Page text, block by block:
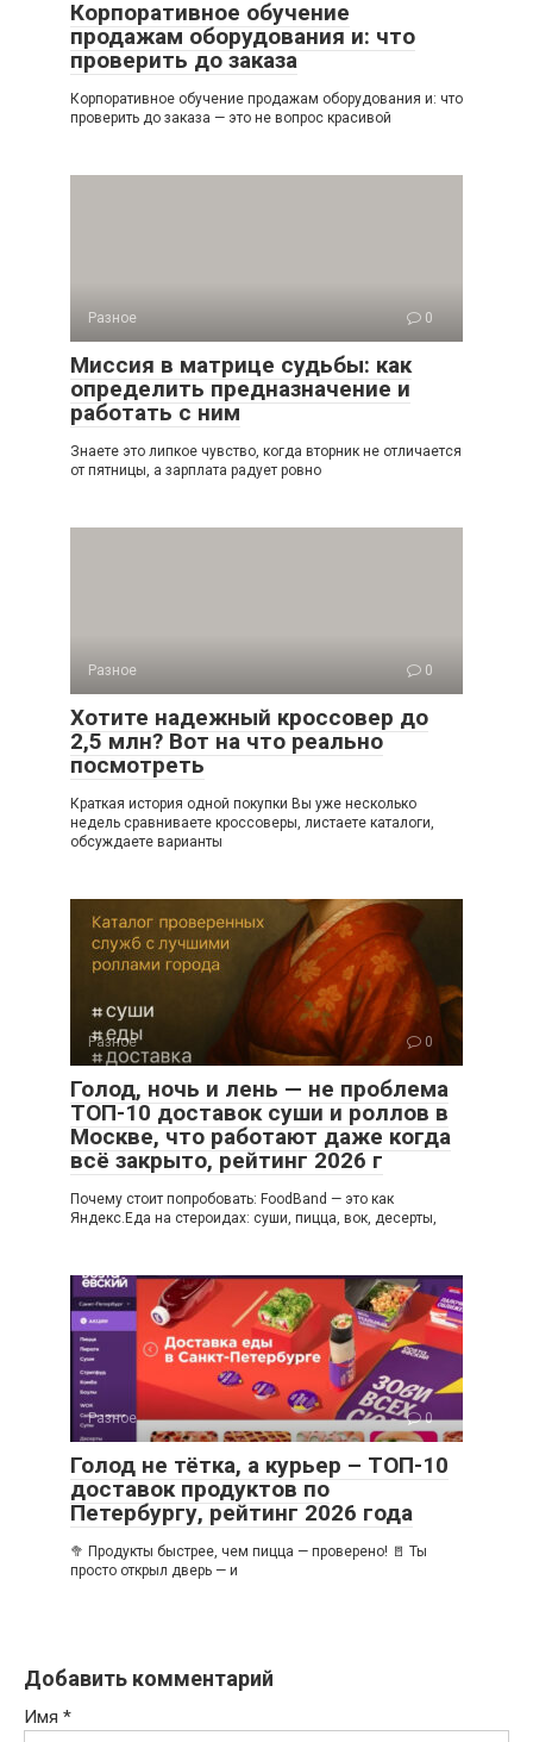
Корпоративное обучение
продажам оборудования и: что
проверить до заказа
Корпоративное обучение продажам оборудования и: что
проверить до заказа — это не вопрос красивой
Разное 0
Миссия в матрице судьбы: как
определить предназначение и
работать с ним
Знаете это липкое чувство, когда вторник не отличается
от пятницы, а зарплата радует ровно
Разное 0
Хотите надежный кроссовер до
2,5 млн? Вот на что реально
посмотреть
Краткая история одной покупки Вы уже несколько
недель сравниваете кроссоверы, листаете каталоги,
обсуждаете варианты
Разное 0
Голод, ночь и лень — не проблема
ТОП-10 доставок суши и роллов в
Москве, что работают даже когда
всё закрыто, рейтинг 2026 г
Почему стоит попробовать: FoodBand — это как
Яндекс.Еда на стероидах: суши, пицца, вок, десерты,
Разное 0
Голод не тётка, а курьер – ТОП-10
доставок продуктов по
Петербургу, рейтинг 2026 года
🥦 Продукты быстрее, чем пицца — проверено! 🚪 Ты
просто открыл дверь — и
Добавить комментарий
Имя *